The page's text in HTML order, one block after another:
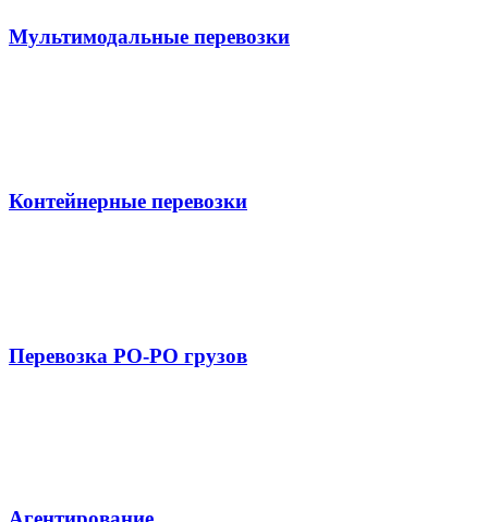
Мультимодальные перевозки
Контейнерные перевозки
Перевозка РО-РО грузов